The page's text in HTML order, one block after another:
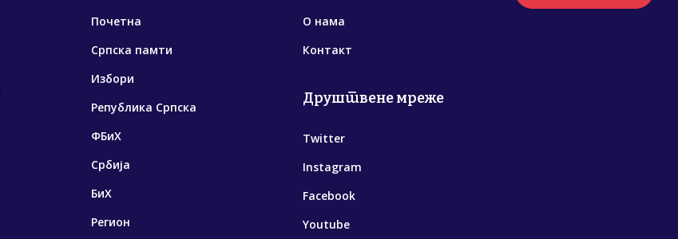
Почетна
Српска памти
Избори
Република Српска
ФБиХ
Србија
БиХ
Регион
О нама
Контакт
Друштвене мреже
Twitter
Instagram
Facebook
Youtube